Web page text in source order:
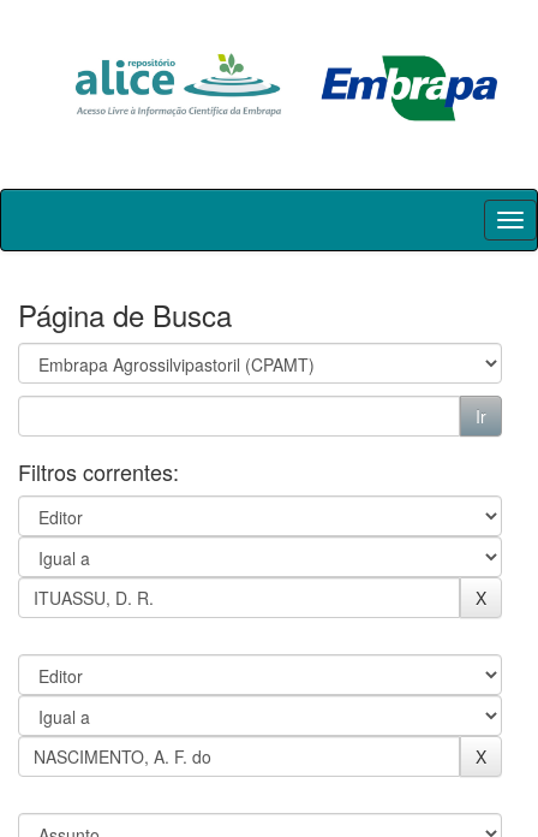
Skip
Página de Busca
Filtros correntes: